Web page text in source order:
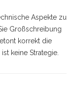
Aspekte zu
Großschreibung
korrekt die
keine Strategie.